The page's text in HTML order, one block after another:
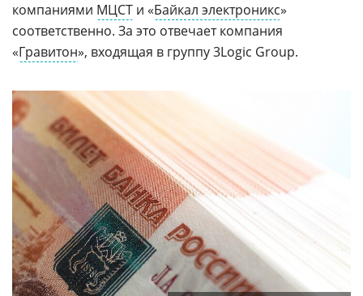
компаниями МЦСТ и «Байкал электроникс»
соответственно. За это отвечает компания
«Гравитон», входящая в группу 3Logic Group.